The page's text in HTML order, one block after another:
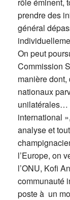
prendre des
général
On peut
Commission
manière
nationaux
unilatérales…
international
analyse et
l’Europe, on
l’ONU, Kofi
communauté
poste à un